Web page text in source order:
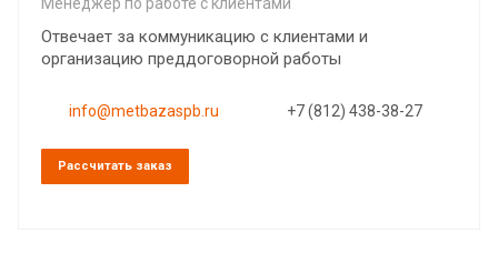
Менеджер по работе с клиентами
Отвечает за коммуникацию с клиентами и
организацию преддоговорной работы
info@metbazaspb.ru +7 (812) 438-38-27
Рассчитать заказ